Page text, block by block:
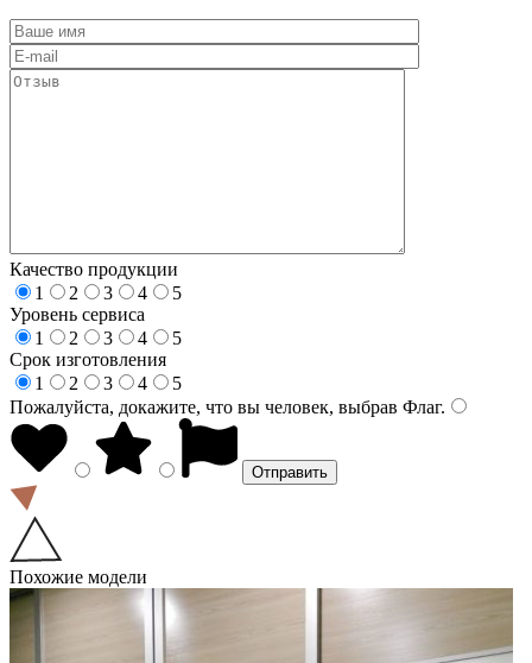
Качество продукции
1
2 3 4
5
Уровень сервиса
1
2 3 4
5
Срок изготовления
1
2 3 4
5
Пожалуйста, докажите, что вы человек, выбрав Флаг.
Похожие модели